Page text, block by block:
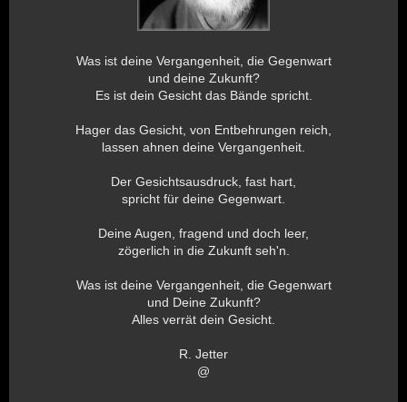
Was ist deine Vergangenheit, die Gegenwart
und deine Zukunft?
Es ist dein Gesicht das Bände spricht.
Hager das Gesicht, von Entbehrungen reich,
lassen ahnen deine Vergangenheit.
Der Gesichtsausdruck, fast hart,
spricht für deine Gegenwart.
Deine Augen, fragend und doch leer,
zögerlich in die Zukunft seh'n.
Was ist deine Vergangenheit, die Gegenwart
und Deine Zukunft?
Alles verrät dein Gesicht.
R. Jetter
@